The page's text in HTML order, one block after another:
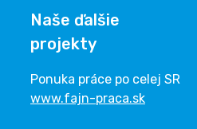
Naše ďalšie
projekty
Ponuka práce po celej SR
www.fajn-praca.sk